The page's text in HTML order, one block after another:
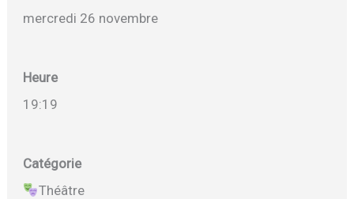
mercredi 26 novembre
Heure
19:19
Catégorie
Théâtre